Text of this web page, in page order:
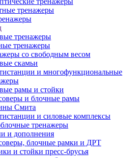
тренажеры
тренажеры
тренажеры
со свободным весом
скамьи
и многофункциональные
рамы и стойки
и блочные рамы
Смита
и силовые комплексы
тренажеры
и дополнения
блочные рамки и ДРТ
и стойки пресс-брусья